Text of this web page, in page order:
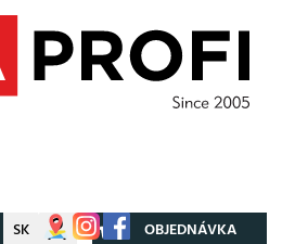
SK Můj účet OBJEDNÁVKA